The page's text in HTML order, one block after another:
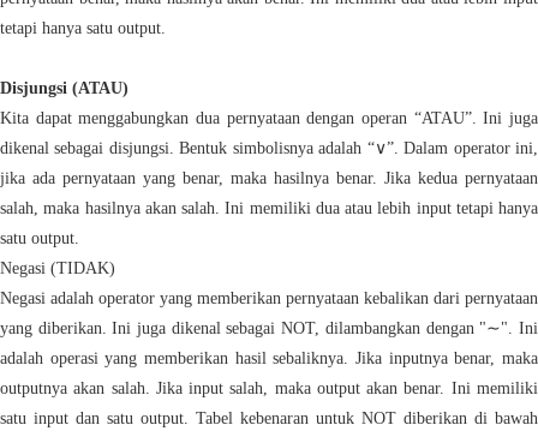
tetapi hanya satu output.
Disjungsi (ATAU)
Kita dapat menggabungkan dua pernyataan dengan operan “ATAU”. Ini juga
dikenal sebagai disjungsi. Bentuk simbolisnya adalah “∨”. Dalam operator ini,
jika ada pernyataan yang benar, maka hasilnya benar. Jika kedua pernyataan
salah, maka hasilnya akan salah. Ini memiliki dua atau lebih input tetapi hanya
satu output.
Negasi (TIDAK)
Negasi adalah operator yang memberikan pernyataan kebalikan dari pernyataan
yang diberikan. Ini juga dikenal sebagai NOT, dilambangkan dengan "∼". Ini
adalah operasi yang memberikan hasil sebaliknya. Jika inputnya benar, maka
outputnya akan salah. Jika input salah, maka output akan benar. Ini memiliki
satu input dan satu output. Tabel kebenaran untuk NOT diberikan di bawah